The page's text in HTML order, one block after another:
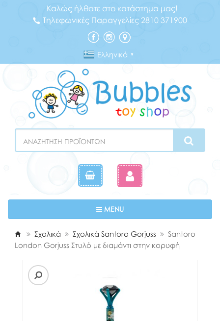
Καλώς ήλθατε στο κατάστημα μας!
Τηλεφωνικές Παραγγελίες 2810 371900
Ελληνικά ▼
MENUToggle navigation
Σχολικά Σχολικά Santoro Gorjuss
Santoro
London Gorjuss Στυλό με διαμάντι στην κορυφή